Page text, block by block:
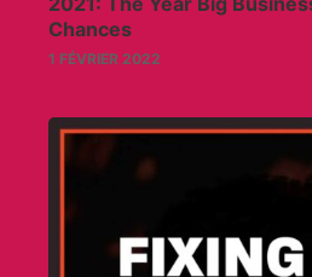
Chances
1 FÉVRIER 2022